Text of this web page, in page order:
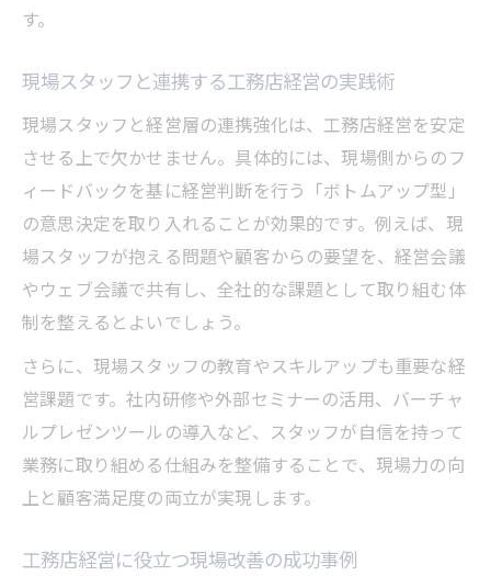
す。
現場スタッフと連携する工務店経営の実践術
現場スタッフと経営層の連携強化は、工務店経営を安定
させる上で欠かせません。具体的には、現場側からのフ
ィードバックを基に経営判断を行う「ボトムアップ型」
の意思決定を取り入れることが効果的です。例えば、現
場スタッフが抱える問題や顧客からの要望を、経営会議
やウェブ会議で共有し、全社的な課題として取り組む体
制を整えるとよいでしょう。
さらに、現場スタッフの教育やスキルアップも重要な経
営課題です。社内研修や外部セミナーの活用、バーチャ
ルプレゼンツールの導入など、スタッフが自信を持って
業務に取り組める仕組みを整備することで、現場力の向
上と顧客満足度の両立が実現します。
工務店経営に役立つ現場改善の成功事例